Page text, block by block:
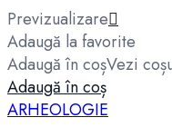
Previzualizare
Adaugă la favorite
Adaugă în coșVezi
Adaugă în coș
ARHEOLOGIE